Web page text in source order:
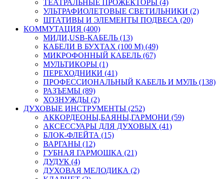
ТЕАТРАЛЬНЫЕ ПРОЖЕКТОРЫ (4)
УЛЬТРАФИОЛЕТОВЫЕ СВЕТИЛЬНИКИ (2)
ШТАТИВЫ И ЭЛЕМЕНТЫ ПОДВЕСА (20)
КОММУТАЦИЯ (400)
МИДИ,USB-КАБЕЛЬ (13)
КАБЕЛИ В БУХТАХ (100 М) (49)
МИКРОФОННЫЙ КАБЕЛЬ (67)
МУЛЬТИКОРЫ (1)
ПЕРЕХОДНИКИ (41)
ПРОФЕССИОНАЛЬНЫЙ КАБЕЛЬ И МУЛЬ (138)
РАЗЪЕМЫ (89)
ХОЗНУЖДЫ (2)
ДУХОВЫЕ ИНСТРУМЕНТЫ (252)
АККОРДЕОНЫ,БАЯНЫ,ГАРМОНИ (59)
АКСЕССУАРЫ ДЛЯ ДУХОВЫХ (41)
БЛОК-ФЛЕЙТА (15)
ВАРГАНЫ (12)
ГУБНАЯ ГАРМОШКА (21)
ДУДУК (4)
ДУХОВАЯ МЕЛОДИКА (2)